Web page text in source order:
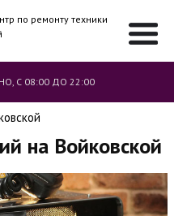
по ремонту техники
С 08:00 ДО 22:00
на Войковской